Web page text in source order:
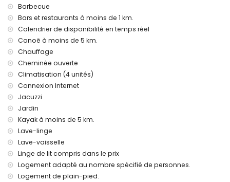
ville la plus proche : Xàbia (à moins de 5 kilomètres de la
maison)
rivière ou rive la plus proche : Mediterráneo (à moins de 5
kilomètres de la maison)
plage la plus proche : El Moraig, Xàbia (à moins de 5
kilomètres de la maison)
port le plus proche : Puerto de Moraira (à moins de 10
kilomètres de la maison)
parc le plus proche : Cumbre del Sol (à moins de 10
kilomètres de la maison)
aéroport le plus proche : Alicante (à moins de 100
kilomètres de la maison)
kilomètres)
interdiction de fumer
animaux domestiques admis
L'hébergement est très approprié pour les familles avec
enfants
Barbecue
Bars et restaurants à moins de 1 km.
Calendrier de disponibilité en temps réel
Canoë à moins de 5 km.
Chauffage
Cheminée ouverte
Climatisation (4 unités)
Connexion Internet
Jacuzzi
Jardin
Kayak à moins de 5 km.
Lave-linge
Lave-vaisselle
Linge de lit compris dans le prix
Logement adapté au nombre spécifié de personnes.
Logement de plain-pied.